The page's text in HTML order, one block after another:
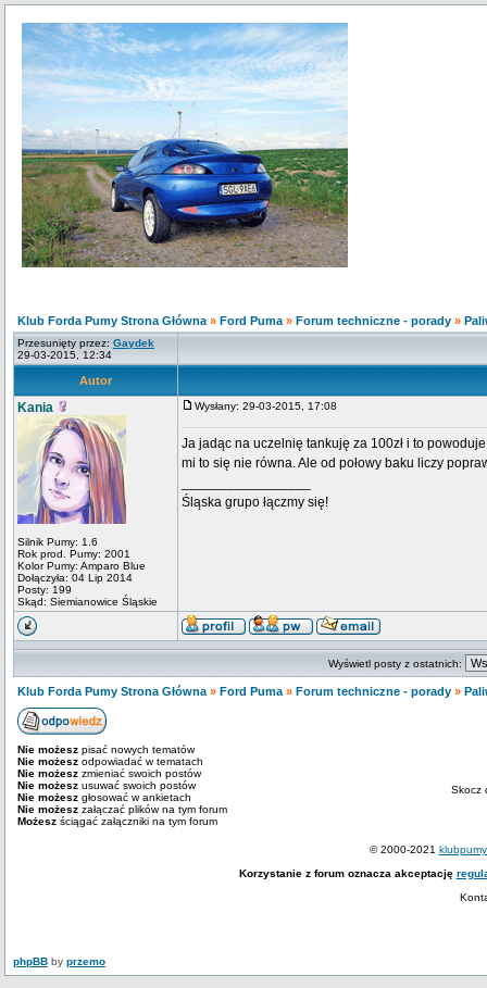
Klub Forda Pumy Strona Główna » Ford Puma » Forum techniczne - porady »
Przesunięty przez: Gaydek
29-03-2015, 12:34
Autor
Kania
Silnik Pumy: 1.6
Rok prod. Pumy: 2001
Kolor Pumy: Amparo Blue
Dołączyła: 04 Lip 2014
Posty: 199
Skąd: Siemianowice Śląskie
Wysłany: 29-03-2015, 17:08
Ja jadąc na uczelnię tankuję za 100zł i to
mi to się nie równa. Ale od połowy baku liczy
Śląska grupo łączmy się!
Wyświetl posty z ostatnich:
Klub Forda Pumy Strona Główna » Ford Puma » Forum techniczne - porady »
Nie możesz pisać nowych tematów
Nie możesz odpowiadać w tematach
Nie możesz zmieniać swoich postów
Nie możesz usuwać swoich postów
Nie możesz głosować w ankietach
Nie możesz załączać plików na tym forum
Możesz ściągać załączniki na tym forum
Skocz
© 2000-2021
Korzystanie z forum oznacza akceptację
phpBB by przemo